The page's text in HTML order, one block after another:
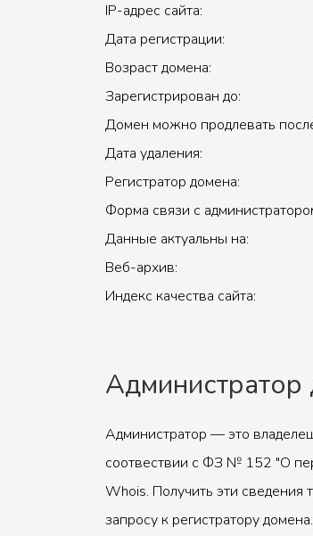
IP-адрес сайта:
Дата регистрации:
Возраст домена:
Зарегистрирован до:
Домен можно продлевать
Дата удаления:
Регистратор домена:
Форма связи с
Данные актуальны на:
Веб-архив:
Индекс качества сайта:
Администратор
Администратор — это
соотвествии с ФЗ № 152 "О
Whois. Получить эти
запросу к регистратору